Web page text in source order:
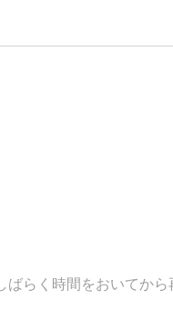
らく時間をおいてから